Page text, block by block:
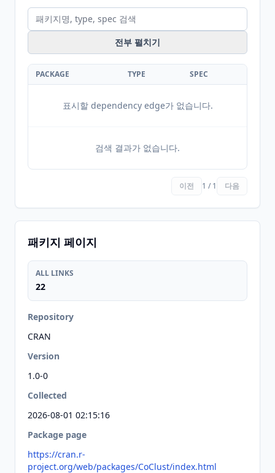
전부 펼치기
PACKAGE TYPE SPEC
표시할 dependency edge가 없습니다.
검색 결과가 없습니다.
이전 1 / 1 다음
패키지 페이지
ALL LINKS
22
Repository
CRAN
Version
1.0-0
Collected
2026-08-01 02:15:16
Package page
https://cran.r-
project.org/web/packages/CoClust/index.html